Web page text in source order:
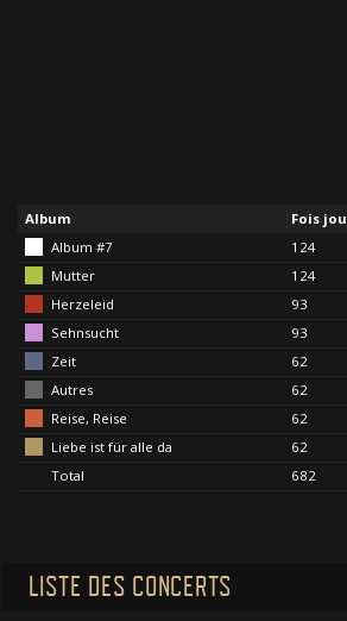
Album
Fois
Album #7
124
Mutter
124
Herzeleid
93
Sehnsucht
93
Zeit
62
Autres
62
Reise, Reise
62
Liebe ist für alle da
62
Total
682
LISTE DES CONCERTS